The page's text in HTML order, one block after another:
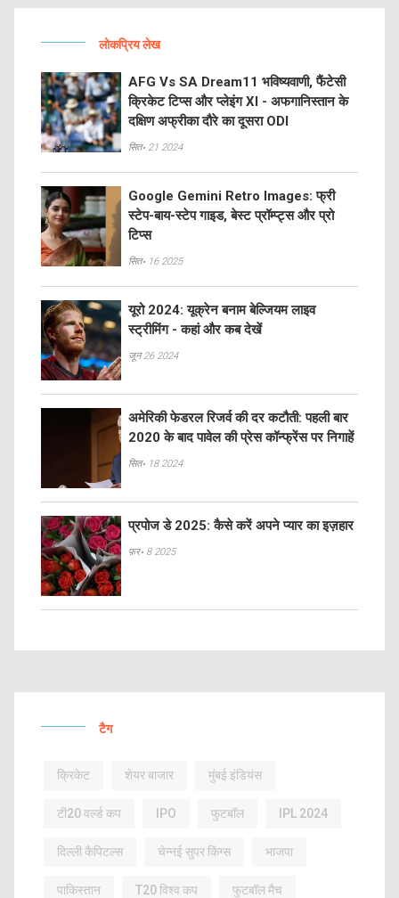
लोकप्रिय लेख
AFG Vs SA Dream11 भविष्यवाणी, फैंटेसी
क्रिकेट टिप्स और प्लेइंग XI - अफगानिस्तान के
दक्षिण अफ्रीका दौरे का दूसरा ODI
सित॰ 21 2024
Google Gemini Retro Images: फ्री
स्टेप-बाय-स्टेप गाइड, बेस्ट प्रॉम्प्ट्स और प्रो
टिप्स
सित॰ 16 2025
यूरो 2024: यूक्रेन बनाम बेल्जियम लाइव
स्ट्रीमिंग - कहां और कब देखें
जून 26 2024
अमेरिकी फेडरल रिजर्व की दर कटौती: पहली बार
2020 के बाद पावेल की प्रेस कॉन्फ्रेंस पर निगाहें
सित॰ 18 2024
प्रपोज डे 2025: कैसे करें अपने प्यार का इज़हार
फ़र॰ 8 2025
टैग
क्रिकेट शेयर बाजार मुंबई इंडियंस
टी20 वर्ल्ड कप IPO फुटबॉल IPL 2024
दिल्ली कैपिटल्स चेन्नई सुपर किंग्स भाजपा
पाकिस्तान T20 विश्व कप फुटबॉल मैच